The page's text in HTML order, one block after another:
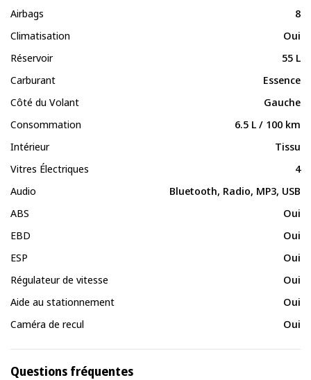
Airbags
8
Climatisation
Oui
Réservoir
55 L
Carburant
Essence
Côté du Volant
Gauche
Consommation
6.5 L / 100 km
Intérieur
Tissu
Vitres Électriques
4
Audio
Bluetooth, Radio, MP3, USB
ABS
Oui
EBD
Oui
ESP
Oui
Régulateur de vitesse
Oui
Aide au stationnement
Oui
Caméra de recul
Oui
Questions fréquentes